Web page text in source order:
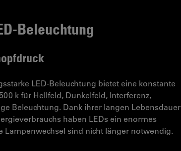
Beleuchtung
LED-Beleuchtung bietet eine konstante
k für Hellfeld, Dunkelfeld, Interferenz,
Beleuchtung. Dank ihrer langen Lebensdauer
haben LEDs ein enormes
Lampenwechsel sind nicht länger notwendig.